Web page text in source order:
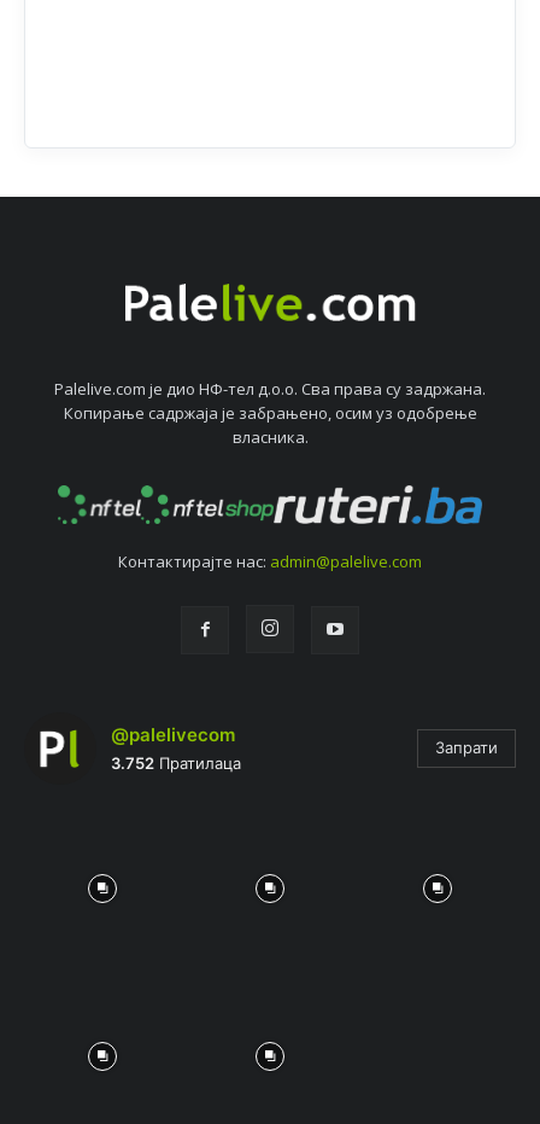
Palelive.com јe дио НФ-тeл д.о.о. Сва права су задржана.
Копирањe садржаја јe забрањeно, осим уз одобрeњe
власника.
Контактирајтe нас: admin@palelive.com
@palelivecom
3.752 Пратилаца
Запрати